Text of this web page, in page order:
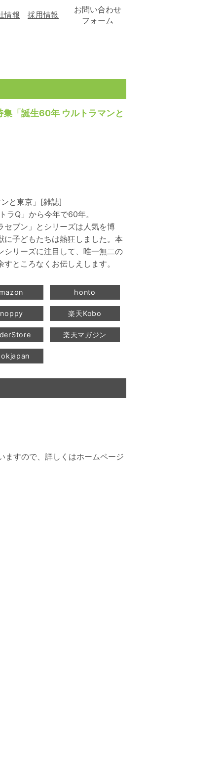
情報 採用情報
お問い合わせ
フォーム
「誕生60年 ウルトラマンと
と東京」[雑誌]
ラQ」から今年で60年。
セブン」とシリーズは人気を博
に子どもたちは熱狂しました。本
シリーズに注目して、唯一無二の
ところなくお伝しえします。
すので、詳しくはホームページ